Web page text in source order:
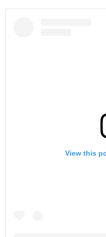
View this